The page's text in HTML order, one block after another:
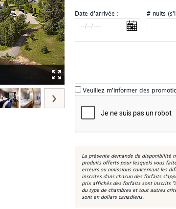
Date d'arrivée : # nuits
Veuillez m'informer des
La présente demande de disponibilité
produits offerts pour lesquels vous
erreurs ou omissions concernant les
inscrites dans chacun des forfaits
prix affichés des forfaits sont inscrits
du type de chambres et tout autres
sont en dollars canadiens.